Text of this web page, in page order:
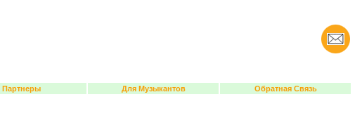
Партнеры Для Музыкантов Обратная Связь